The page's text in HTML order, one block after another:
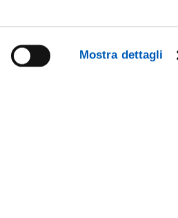
Mostra dettagli